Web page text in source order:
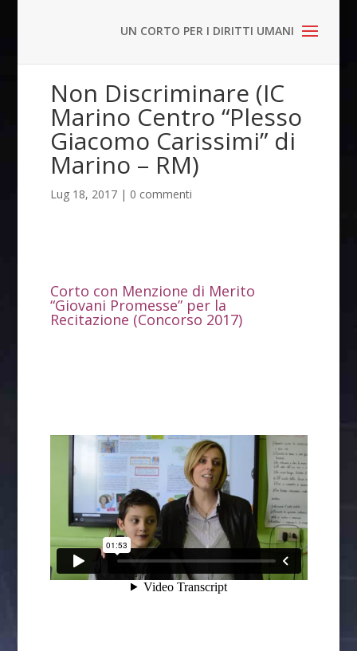
Non Discriminare (IC
Marino Centro “Plesso
Giacomo Carissimi” di
Marino – RM)
Lug 18, 2017| 0 commenti
Corto con Menzione di Merito
“Giovani Promesse” per la
Recitazione (Concorso 2017)